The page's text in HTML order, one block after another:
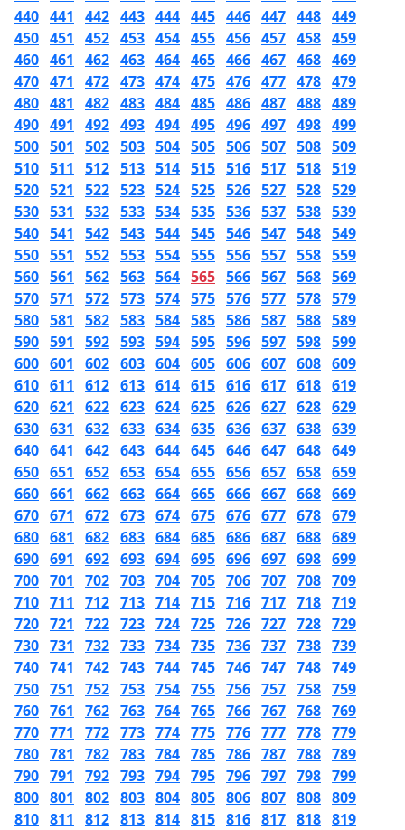
440 441 442 443 444 445 446 447 448 449
450 451 452 453 454 455 456 457 458 459
460 461 462 463 464 465 466 467 468 469
470 471 472 473 474 475 476 477 478 479
480 481 482 483 484 485 486 487 488 489
490 491 492 493 494 495 496 497 498 499
500 501 502 503 504 505 506 507 508 509
510 511 512 513 514 515 516 517 518 519
520 521 522 523 524 525 526 527 528 529
530 531 532 533 534 535 536 537 538 539
540 541 542 543 544 545 546 547 548 549
550 551 552 553 554 555 556 557 558 559
560 561 562 563 564 565 566 567 568 569
570 571 572 573 574 575 576 577 578 579
580 581 582 583 584 585 586 587 588 589
590 591 592 593 594 595 596 597 598 599
600 601 602 603 604 605 606 607 608 609
610 611 612 613 614 615 616 617 618 619
620 621 622 623 624 625 626 627 628 629
630 631 632 633 634 635 636 637 638 639
640 641 642 643 644 645 646 647 648 649
650 651 652 653 654 655 656 657 658 659
660 661 662 663 664 665 666 667 668 669
670 671 672 673 674 675 676 677 678 679
680 681 682 683 684 685 686 687 688 689
690 691 692 693 694 695 696 697 698 699
700 701 702 703 704 705 706 707 708 709
710 711 712 713 714 715 716 717 718 719
720 721 722 723 724 725 726 727 728 729
730 731 732 733 734 735 736 737 738 739
740 741 742 743 744 745 746 747 748 749
750 751 752 753 754 755 756 757 758 759
760 761 762 763 764 765 766 767 768 769
770 771 772 773 774 775 776 777 778 779
780 781 782 783 784 785 786 787 788 789
790 791 792 793 794 795 796 797 798 799
800 801 802 803 804 805 806 807 808 809
810 811 812 813 814 815 816 817 818 819